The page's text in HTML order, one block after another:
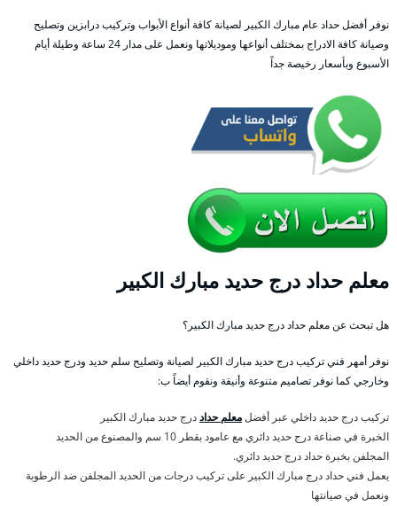
نوفر أفضل حداد عام مبارك الكبير لصيانة كافة أنواع الأبواب وتركيب درابزين وتصليح
وصيانة كافة الادراج بمختلف أنواعها وموديلاتها ونعمل على مدار 24 ساعة وطيلة أيام
الأسبوع وبأسعار رخيصة جداً
معلم حداد درج حديد مبارك الكبير
هل تبحث عن معلم حداد درج حديد مبارك الكبير؟
نوفر أمهر فني تركيب درج حديد مبارك الكبير لصيانة وتصليح سلم حديد ودرج حديد داخلي
وخارجي كما نوفر تصاميم متنوعة وأنيقة ونقوم أيضاً ب:
تركيب درج حديد داخلي عبر أفضلمعلم حداددرج حديد مبارك الكبير
الخبرة في صناعة درج حديد دائري مع عامود بقطر 10 سم والمصنوع من الحديد
المجلفن بخبرة حداد درج حديد دائري.
يعمل فني حداد درج مبارك الكبير على تركيب درجات من الحديد المجلفن ضد الرطوبة
ونعمل في صيانتها